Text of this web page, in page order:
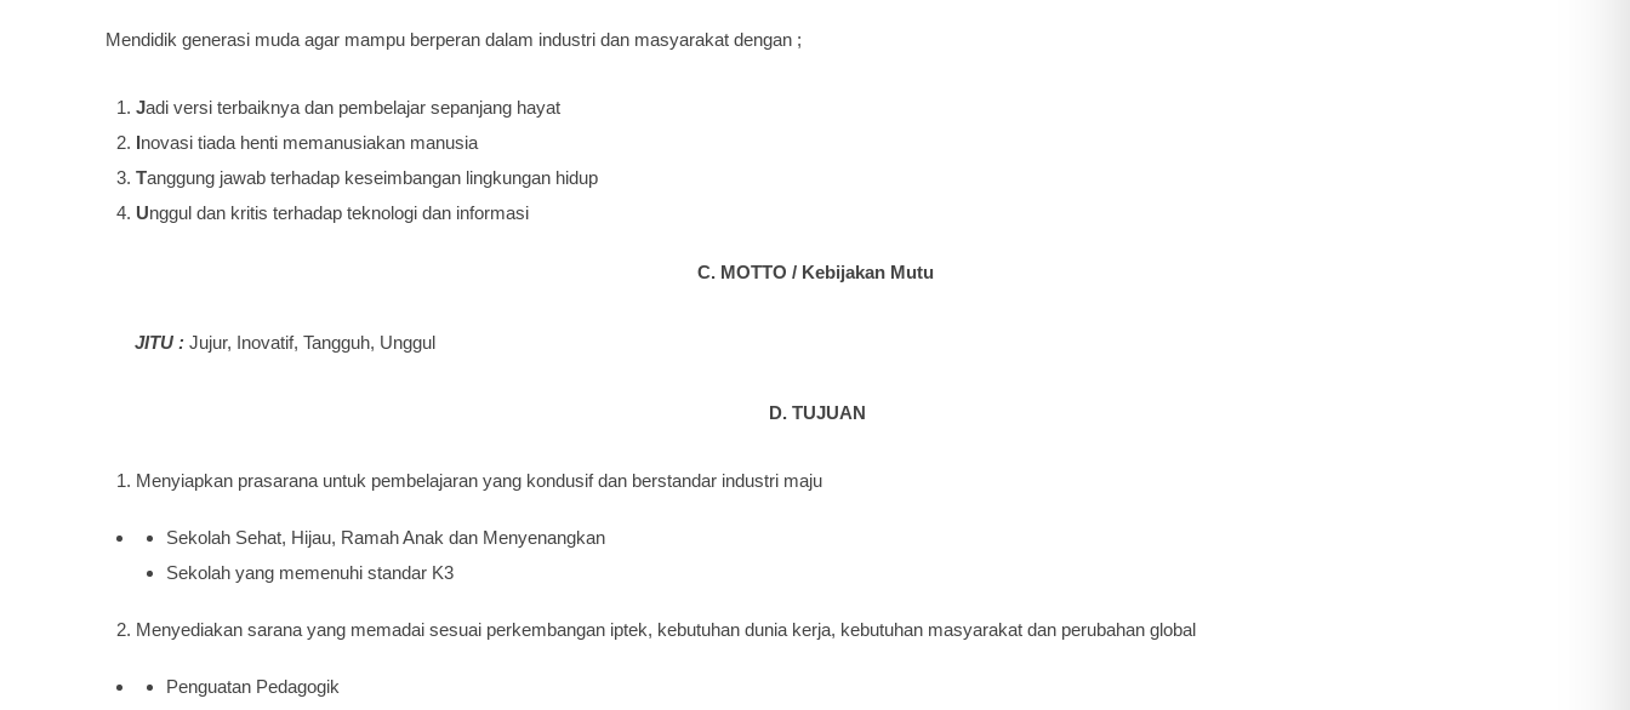
Mendidik generasi muda agar mampu berperan dalam industri dan masyarakat dengan ;
Jadi versi terbaiknya dan pembelajar sepanjang hayat
Inovasi tiada henti memanusiakan manusia
Tanggung jawab terhadap keseimbangan lingkungan hidup
Unggul dan kritis terhadap teknologi dan informasi
C. MOTTO / Kebijakan Mutu
JITU : Jujur, Inovatif, Tangguh, Unggul
D. TUJUAN
Menyiapkan prasarana untuk pembelajaran yang kondusif dan berstandar industri maju
Sekolah Sehat, Hijau, Ramah Anak dan Menyenangkan
Sekolah yang memenuhi standar K3
Menyediakan sarana yang memadai sesuai perkembangan iptek, kebutuhan dunia kerja, kebutuhan masyarakat dan perubahan global
Penguatan Pedagogik